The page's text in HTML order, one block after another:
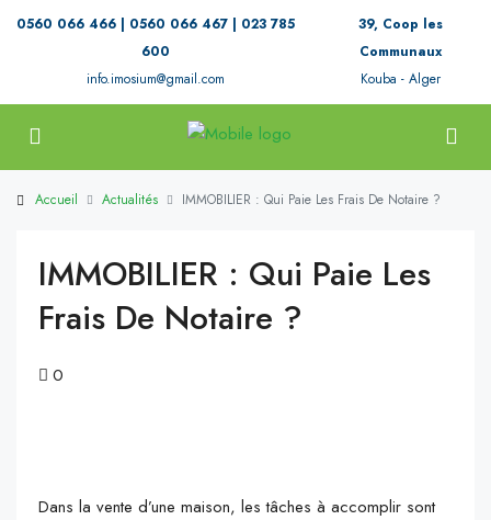
0560 066 466 | 0560 066 467 | 023 785
600
info.imosium@gmail.com
39, Coop les
Communaux
Kouba - Alger
Accueil Actualités IMMOBILIER : Qui Paie Les Frais De Notaire ?
IMMOBILIER : Qui Paie Les
Frais De Notaire ?
0
Dans la vente d’une maison, les tâches à accomplir sont